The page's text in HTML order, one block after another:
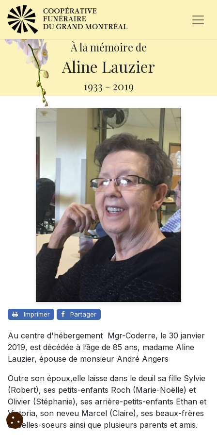
À la mémoire de
Aline Lauzier
1933 - 2019
Imprimer Partager
Au centre d'hébergement Mgr-Coderre, le 30 janvier
2019, est décédée à l’âge de 85 ans, madame Aline
Lauzier, épouse de monsieur André Angers
Outre son époux,elle laisse dans le deuil sa fille Sylvie
(Robert), ses petits-enfants Roch (Marie-Noëlle) et
Olivier (Stéphanie), ses arrière-petits-enfants Ethan et
Victoria, son neveu Marcel (Claire), ses beaux-frères
et belles-soeurs ainsi que plusieurs parents et amis.